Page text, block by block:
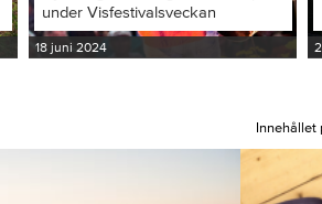
under Visfestivalsveckan
18 juni 2024
Innehållet